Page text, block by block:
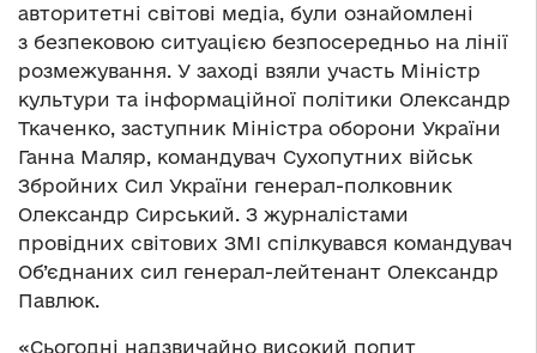
авторитетні світові медіа, були ознайомлені
з безпековою ситуацією безпосередньо на лінії
розмежування. У заході взяли участь Міністр
культури та інформаційної політики Олександр
Ткаченко, заступник Міністра оборони України
Ганна Маляр, командувач Сухопутних військ
Збройних Сил України генерал-полковник
Олександр Сирський. З журналістами
провідних світових ЗМІ спілкувався командувач
Об’єднаних сил генерал-лейтенант Олександр
Павлюк.
«Сьогодні надзвичайно високий попит